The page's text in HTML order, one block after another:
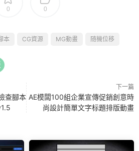
0 0
本 CG資源 MG動畫 随機位移
查腳本
下一篇
AE模闆100組企業宣傳促銷創意時
尚設計簡單文字标題排版動畫